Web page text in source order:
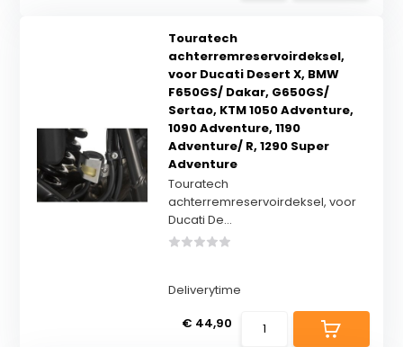
Touratech
achterremreservoirdeksel,
voor Ducati Desert X, BMW
F650GS/ Dakar, G650GS/
Sertao, KTM 1050 Adventure,
1090 Adventure, 1190
Adventure/ R, 1290 Super
Adventure
Touratech
achterremreservoirdeksel, voor
Ducati De...
Deliverytime
€ 44,90